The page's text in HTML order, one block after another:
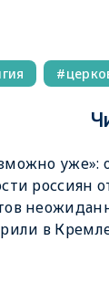
уже»:
россиян
в